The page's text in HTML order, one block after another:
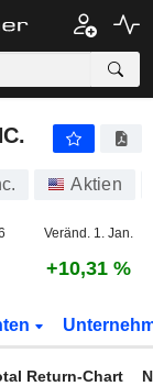
Aktien
Veränd. 1. Jan.
+10,31 %
Return-Chart